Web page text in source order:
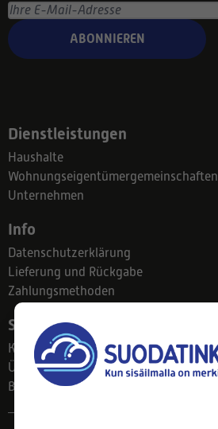
ABONNIEREN
Dienstleistungen
Haushalte
Wohnungseigentümergemeinschaften
Unternehmen
Info
Datenschutzerklärung
Lieferung und Rückgabe
Zahlungsmethoden
Suodatinkeskus
Kontakt
Über uns
Blog